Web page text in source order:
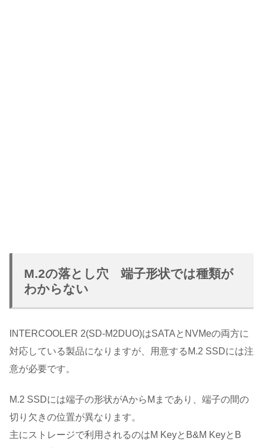
M.2の落とし穴 端子形状では種類が
わからない
INTERCOOLER 2(SD-M2DUO)はSATAとNVMeの両方に
対応している製品になりますが、用意するM.2 SSDには注
意が必要です。
M.2 SSDには端子の形状がAからMまであり、端子の間の
切り欠きの位置が異なります。
主にストレージで利用されるのはM KeyとB&M KeyとB